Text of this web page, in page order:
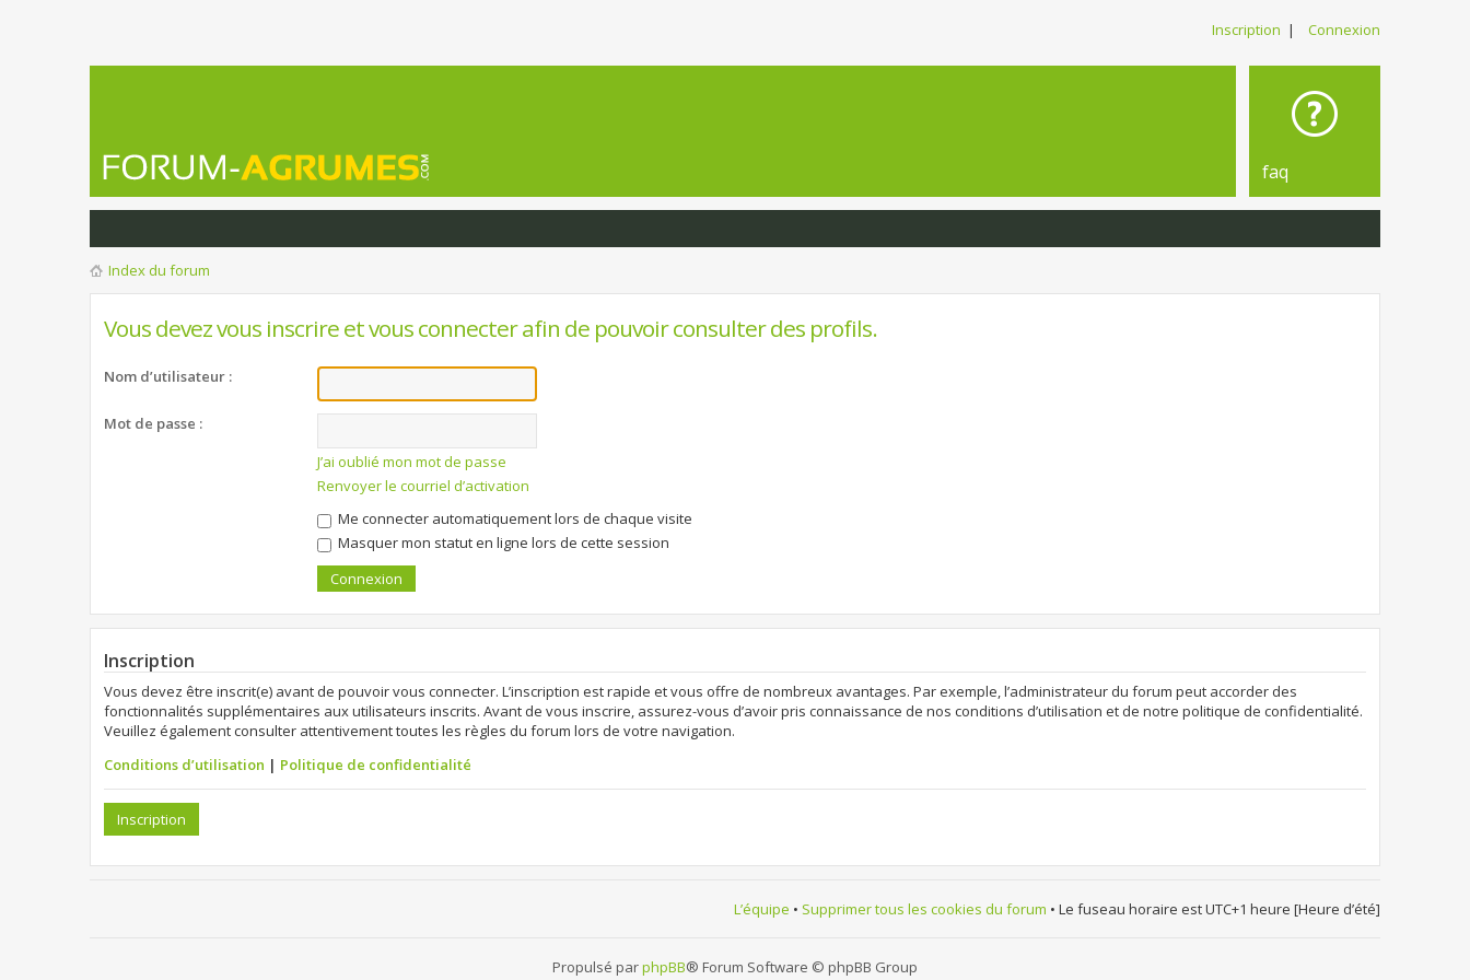
Inscription | Connexion
faq
Index du forum
Vous devez vous inscrire et vous connecter afin de pouvoir consulter des profils.
Nom d’utilisateur :
Mot de passe :
J’ai oublié mon mot de passe
Renvoyer le courriel d’activation
Me connecter automatiquement lors de chaque visite
Masquer mon statut en ligne lors de cette session
Inscription
Vous devez être inscrit(e) avant de pouvoir vous connecter. L’inscription est rapide et vous offre de nombreux avantages. Par exemple, l’administrateur du forum peut accorder des
fonctionnalités supplémentaires aux utilisateurs inscrits. Avant de vous inscrire, assurez-vous d’avoir pris connaissance de nos conditions d’utilisation et de notre politique de confidentialité.
Veuillez également consulter attentivement toutes les règles du forum lors de votre navigation.
Conditions d’utilisation | Politique de confidentialité
Inscription
L’équipe • Supprimer tous les cookies du forum • Le fuseau horaire est UTC+1 heure [Heure d’été]
Propulsé parphpBB® Forum Software © phpBB Group